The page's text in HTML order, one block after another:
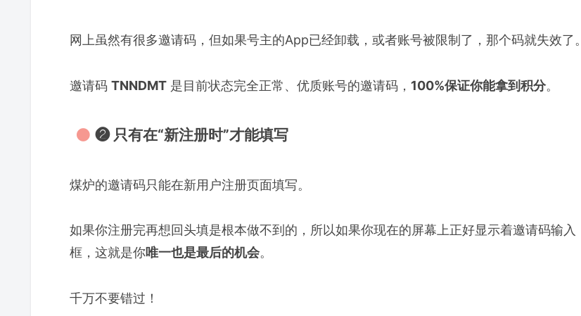
网上虽然有很多邀请码，但如果号主的App已经卸载，或者账号被限制了，那个码就失效了。
邀请码 TNNDMT 是目前状态完全正常、优质账号的邀请码， 100%保证你能拿到积分。
❷ 只有在“新注册时”才能填写
煤炉的邀请码只能在新用户注册页面填写。
如果你注册完再想回头填是根本做不到的，所以如果你现在的屏幕上正好显示着邀请码输入
框，这就是你唯一也是最后的机会。
千万不要错过！